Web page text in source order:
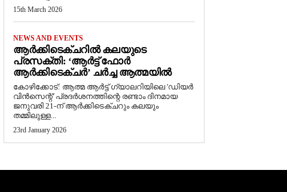
15th March 2026
NEWS AND EVENTS
ആർക്കിടെക്ചറിൽ കലയുടെ
പ്രസക്തി: ‘ആർട്ട് ഫോർ
ആർക്കിടെക്ചർ’ ചർച്ച ആത്മയിൽ
​കോഴിക്കോട്: ആത്മ ആർട്ട് ഗ്യാലറിയിലെ 'ഡിയർ
വിൻസെന്റ്' പ്രദർശനത്തിന്റെ രണ്ടാം ദിനമായ
ജനുവരി 21-ന് ആർക്കിടെക്ചറും കലയും
തമ്മിലുള്ള...
23rd January 2026